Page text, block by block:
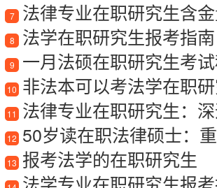
7 法律专业在职研究生含
8 法学在职研究生报考指
9 一月法硕在职研究生考
10 非法本可以考法学在职
11 法律专业在职研究生：
12 50岁读在职法律硕士：
13 报考法学的在职研究生